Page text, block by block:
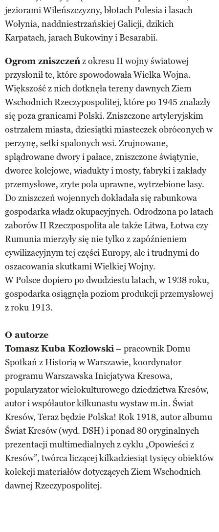
jeziorami Wileńszczyzny, błotach Polesia i lasach
Wołynia, naddniestrzańskiej Galicji, dzikich
Karpatach, jarach Bukowiny i Besarabii.
Ogrom zniszczeńz okresu II wojny światowej
przysłonił te, które spowodowała Wielka Wojna.
Większość z nich dotknęła tereny dawnych Ziem
Wschodnich Rzeczypospolitej, które po 1945 znalazły
się poza granicami Polski. Zniszczone artyleryjskim
ostrzałem miasta, dziesiątki miasteczek obróconych w
perzynę, setki spalonych wsi. Zrujnowane,
splądrowane dwory i pałace, zniszczone świątynie,
dworce kolejowe, wiadukty i mosty, fabryki i zakłady
przemysłowe, zryte pola uprawne, wytrzebione lasy.
Do zniszczeń wojennych dokładała się rabunkowa
gospodarka władz okupacyjnych. Odrodzona po latach
zaborów II Rzeczpospolita ale także Litwa, Łotwa czy
Rumunia mierzyły się nie tylko z zapóźnieniem
cywilizacyjnym tej części Europy, ale i trudnymi do
oszacowania skutkami Wielkiej Wojny.
W Polsce dopiero po dwudziestu latach, w 1938 roku,
gospodarka osiągnęła poziom produkcji przemysłowej
z roku 1913.
O autorze
Tomasz Kuba Kozłowski– pracownik Domu
Spotkań z Historią w Warszawie, koordynator
programu Warszawska Inicjatywa Kresowa,
popularyzator wielokulturowego dziedzictwa Kresów,
autor i współautor kilkunastu wystaw m.in. Świat
Kresów, Teraz będzie Polska! Rok 1918, autor albumu
Świat Kresów (wyd. DSH) i ponad 80 oryginalnych
prezentacji multimedialnych z cyklu „Opowieści z
Kresów”, twórca liczącej kilkadziesiąt tysięcy obiektów
kolekcji materiałów dotyczących Ziem Wschodnich
dawnej Rzeczypospolitej.